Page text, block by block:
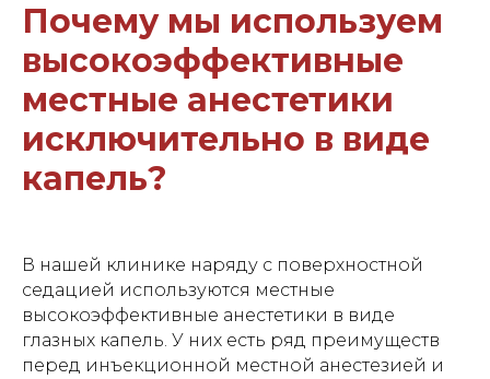
Почему мы используем
высокоэффективные
местные анестетики
исключительно в виде
капель?
В нашей клинике наряду с поверхностной
седацией используются местные
высокоэффективные анестетики в виде
глазных капель. У них есть ряд преимуществ
перед инъекционной местной анестезией и